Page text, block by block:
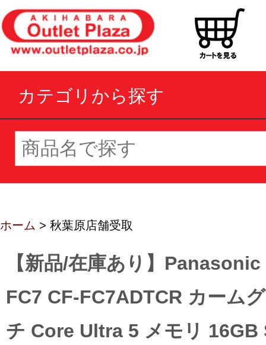
カテゴリから探す
ホーム > 秋葉原店舗受取
【新品/在庫あり】
FC7 CF-FC7ADTCR カーム
チ Core Ultra 5 メモリ 16GB